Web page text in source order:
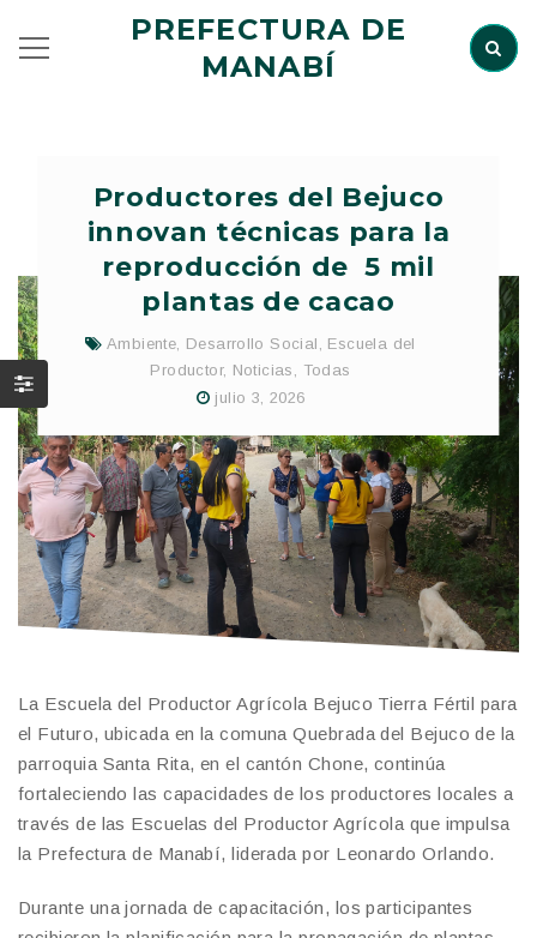
PREFECTURA DE
MANABÍ
Productores del Bejuco
innovan técnicas para la
reproducción de 5 mil
plantas de cacao
Ambiente, Desarrollo Social , Escuela del
Productor, Noticias , Todas
julio 3, 2026
La Escuela del Productor Agrícola Bejuco Tierra Fértil para
el Futuro, ubicada en la comuna Quebrada del Bejuco de la
parroquia Santa Rita, en el cantón Chone, continúa
fortaleciendo las capacidades de los productores locales a
través de las Escuelas del Productor Agrícola que impulsa
la Prefectura de Manabí, liderada por Leonardo Orlando.
Durante una jornada de capacitación, los participantes